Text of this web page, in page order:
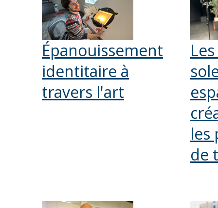
Épanouissement
identitaire à
travers l'art
les
de